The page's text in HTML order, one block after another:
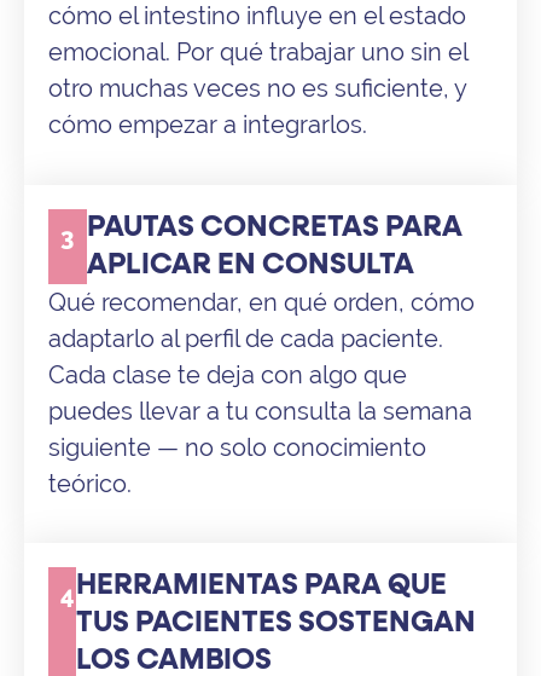
cómo el intestino influye en el estado
emocional. Por qué trabajar uno sin el
otro muchas veces no es suficiente, y
cómo empezar a integrarlos.
3
PAUTAS CONCRETAS PARA
APLICAR EN CONSULTA
Qué recomendar, en qué orden, cómo
adaptarlo al perfil de cada paciente.
Cada clase te deja con algo que
puedes llevar a tu consulta la semana
siguiente — no solo conocimiento
teórico.
4 HERRAMIENTAS PARA QUE
TUS PACIENTES SOSTENGAN
LOS CAMBIOS